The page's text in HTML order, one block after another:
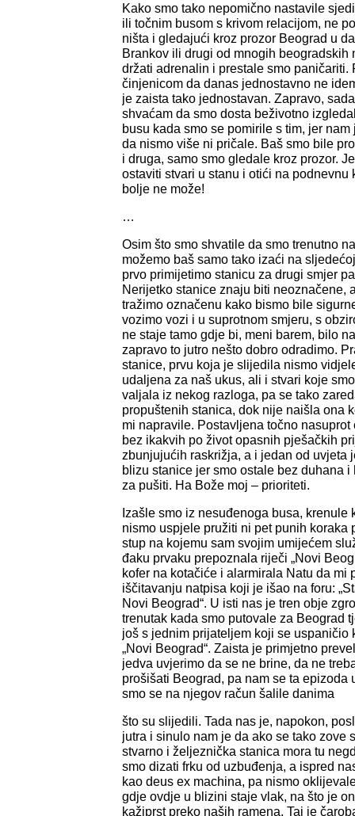
Kako smo tako nepomično nastavile
ili točnim busom s krivom relacijom, ne
ništa i gledajući kroz prozor Beograd u
Brankov ili drugi od mnogih beogradskih
držati adrenalin i prestale smo paničariti.
činjenicom da danas jednostavno ne
je zaista tako jednostavan. Zapravo,
shvaćam da smo dosta beživotno
busu kada smo se pomirile s tim, jer
da nismo više ni pričale. Baš smo bile
i druga, samo smo gledale kroz prozor.
ostaviti stvari u stanu i otići na podnevnu
bolje ne može!
…
Osim što smo shvatile da smo trenutno
možemo baš samo tako izaći na
prvo primijetimo stanicu za drugi smjer
Nerijetko stanice znaju biti neoznačene,
tražimo označenu kako bismo bile
vozimo vozi i u suprotnom smjeru, s
ne staje tamo gdje bi, meni barem, bilo
zapravo to jutro nešto dobro odradimo.
stanice, prvu koja je slijedila nismo
udaljena za naš ukus, ali i stvari koje
valjala iz nekog razloga, pa se tako
propuštenih stanica, dok nije naišla ona
mi napravile. Postavljena točno
bez ikakvih po život opasnih pješačkih
zbunjujućih raskrižja, a i jedan od uvjeta
blizu stanice jer smo ostale bez duhana
za pušiti. Ha Bože moj – prioriteti.
Izašle smo iz nesuđenoga busa, krenule
nismo uspjele pružiti ni pet punih koraka
stup na kojemu sam svojim umijećem
đaku prvaku prepoznala riječi „Novi
kofer na kotačiće i alarmirala Natu da mi
iščitavanju natpisa koji je išao na foru:
Novi Beograd“. U isti nas je tren obje
trenutak kada smo putovale za Beograd
još s jednim prijateljem koji se uspaničio
„Novi Beograd“. Zaista je primjetno
jedva uvjerimo da se ne brine, da ne
prošišati Beograd, pa nam se ta epizoda
smo se na njegov račun šalile danima
što su slijedili. Tada nas je, napokon,
jutra i sinulo nam je da ako se tako zove
stvarno i željeznička stanica mora tu
smo dizati frku od uzbuđenja, a ispred
kao deus ex machina, pa nismo
gdje ovdje u blizini staje vlak, na što je
kažiprst preko naših ramena. Taj je